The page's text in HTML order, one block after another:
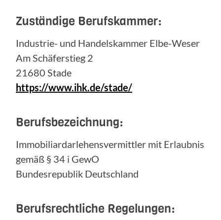
Zuständige Berufskammer:
Industrie- und Handelskammer Elbe-Weser
Am Schäferstieg 2
21680 Stade
https://www.ihk.de/stade/
Berufsbezeichnung:
Immobiliardarlehensvermittler mit Erlaubnis
gemäß § 34 i GewO
Bundesrepublik Deutschland
Berufsrechtliche Regelungen: